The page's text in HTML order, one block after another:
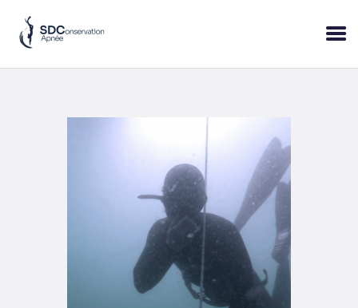
ACCUEIL
BONS CADEAUX
RÉSERVER
+33 (6) 95 50 18 95